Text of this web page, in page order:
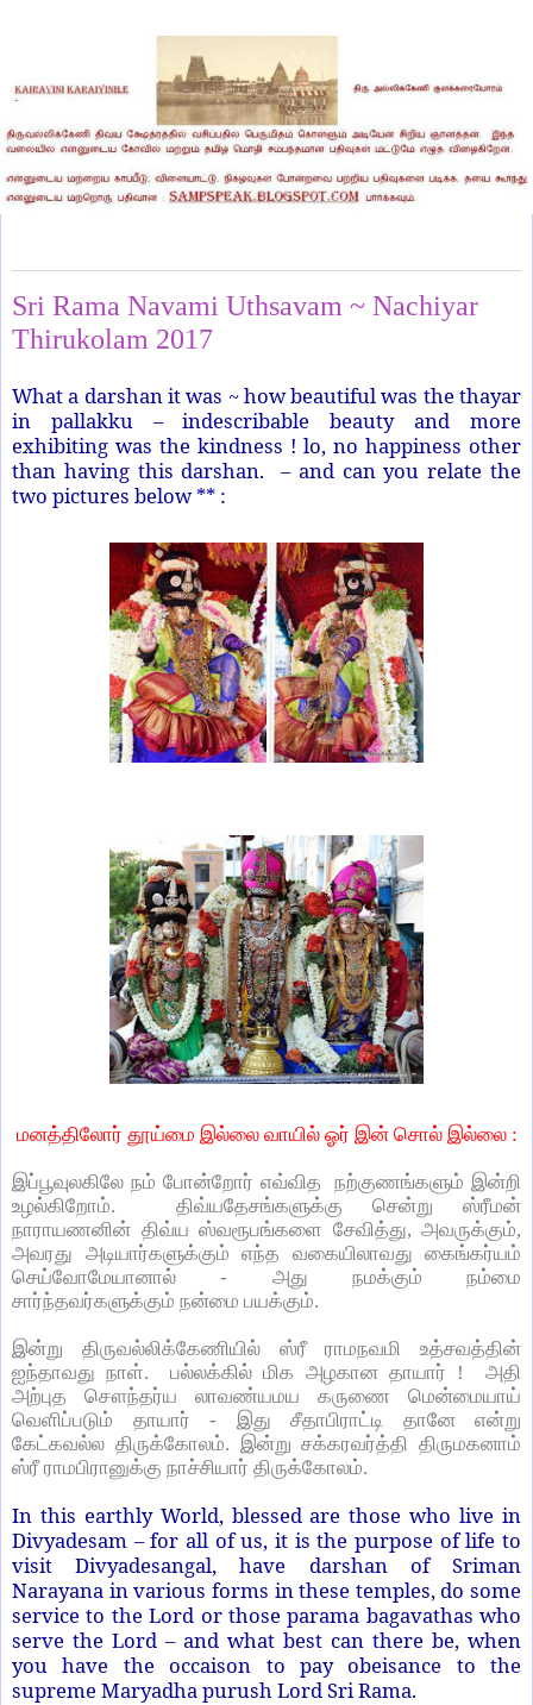
Sri Rama Navami Uthsavam ~ Nachiyar
Thirukolam 2017
What a darshan it was ~ how beautiful was the thayar
in pallakku – indescribable beauty and more
exhibiting was the kindness ! lo, no happiness other
than having this darshan. – and can you relate the
two pictures below ** :
மனத்திலோர் தூய்மை இல்லை வாயில் ஓர் இன் சொல் இல்லை :
இப்பூவுலகிலே நம் போன்றோர் எவ்வித நற்குணங்களும் இன்றி
உழல்கிறோம். திவ்யதேசங்களுக்கு சென்று ஸ்ரீமன்
நாராயணனின் திவ்ய ஸ்வரூபங்களை சேவித்து, அவருக்கும்,
அவரது அடியார்களுக்கும் எந்த வகையிலாவது கைங்கர்யம்
செய்வோமேயானால் - அது நமக்கும் நம்மை
சார்ந்தவர்களுக்கும் நன்மை பயக்கும்.
இன்று திருவல்லிக்கேணியில் ஸ்ரீ ராமநவமி உத்சவத்தின்
ஐந்தாவது நாள். பல்லக்கில் மிக அழகான தாயார் ! அதி
அற்புத சௌந்தர்ய லாவண்யமய கருணை மென்மையாய்
வெளிப்படும் தாயார் - இது சீதாபிராட்டி தானே என்று
கேட்கவல்ல திருக்கோலம். இன்று சக்கரவர்த்தி திருமகனாம்
ஸ்ரீ ராமபிரானுக்கு நாச்சியார் திருக்கோலம்.
In this earthly World, blessed are those who live in
Divyadesam – for all of us, it is the purpose of life to
visit Divyadesangal, have darshan of Sriman
Narayana in various forms in these temples, do some
service to the Lord or those parama bagavathas who
serve the Lord – and what best can there be, when
you have the occaison to pay obeisance to the
supreme Maryadha purush Lord Sri Rama.